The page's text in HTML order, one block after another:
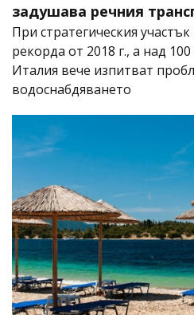
задушава речния
При стратегическия
рекорда от 2018 г., а над
Италия вече изпитват
водоснабдяването